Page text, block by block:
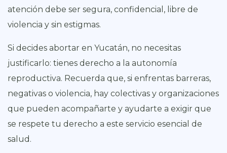
atención debe ser segura, confidencial, libre de
violencia y sin estigmas.
Si decides abortar en Yucatán, no necesitas
justificarlo: tienes derecho a la autonomía
reproductiva. Recuerda que, si enfrentas barreras,
negativas o violencia, hay colectivas y organizaciones
que pueden acompañarte y ayudarte a exigir que
se respete tu derecho a este servicio esencial de
salud.